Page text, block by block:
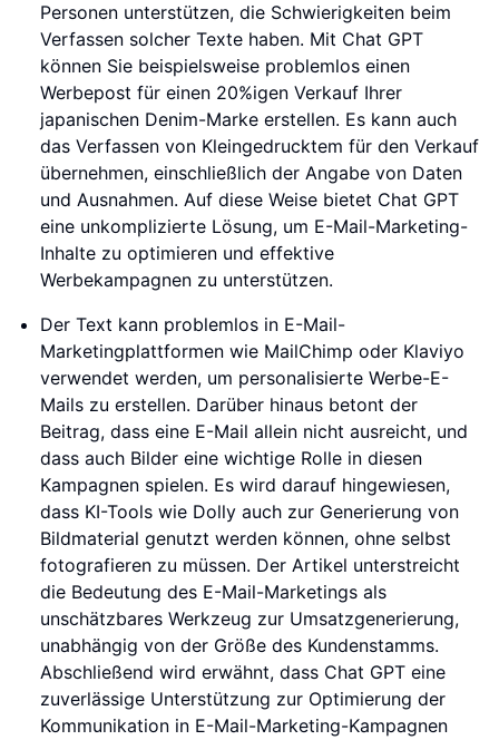
Personen unterstützen, die Schwierigkeiten beim
Verfassen solcher Texte haben. Mit Chat GPT
können Sie beispielsweise problemlos einen
Werbepost für einen 20%igen Verkauf Ihrer
japanischen Denim-Marke erstellen. Es kann auch
das Verfassen von Kleingedrucktem für den Verkauf
übernehmen, einschließlich der Angabe von Daten
und Ausnahmen. Auf diese Weise bietet Chat GPT
eine unkomplizierte Lösung, um E-Mail-Marketing-
Inhalte zu optimieren und effektive
Werbekampagnen zu unterstützen.
Der Text kann problemlos in E-Mail-
Marketingplattformen wie MailChimp oder Klaviyo
verwendet werden, um personalisierte Werbe-E-
Mails zu erstellen. Darüber hinaus betont der
Beitrag, dass eine E-Mail allein nicht ausreicht, und
dass auch Bilder eine wichtige Rolle in diesen
Kampagnen spielen. Es wird darauf hingewiesen,
dass KI-Tools wie Dolly auch zur Generierung von
Bildmaterial genutzt werden können, ohne selbst
fotografieren zu müssen. Der Artikel unterstreicht
die Bedeutung des E-Mail-Marketings als
unschätzbares Werkzeug zur Umsatzgenerierung,
unabhängig von der Größe des Kundenstamms.
Abschließend wird erwähnt, dass Chat GPT eine
zuverlässige Unterstützung zur Optimierung der
Kommunikation in E-Mail-Marketing-Kampagnen